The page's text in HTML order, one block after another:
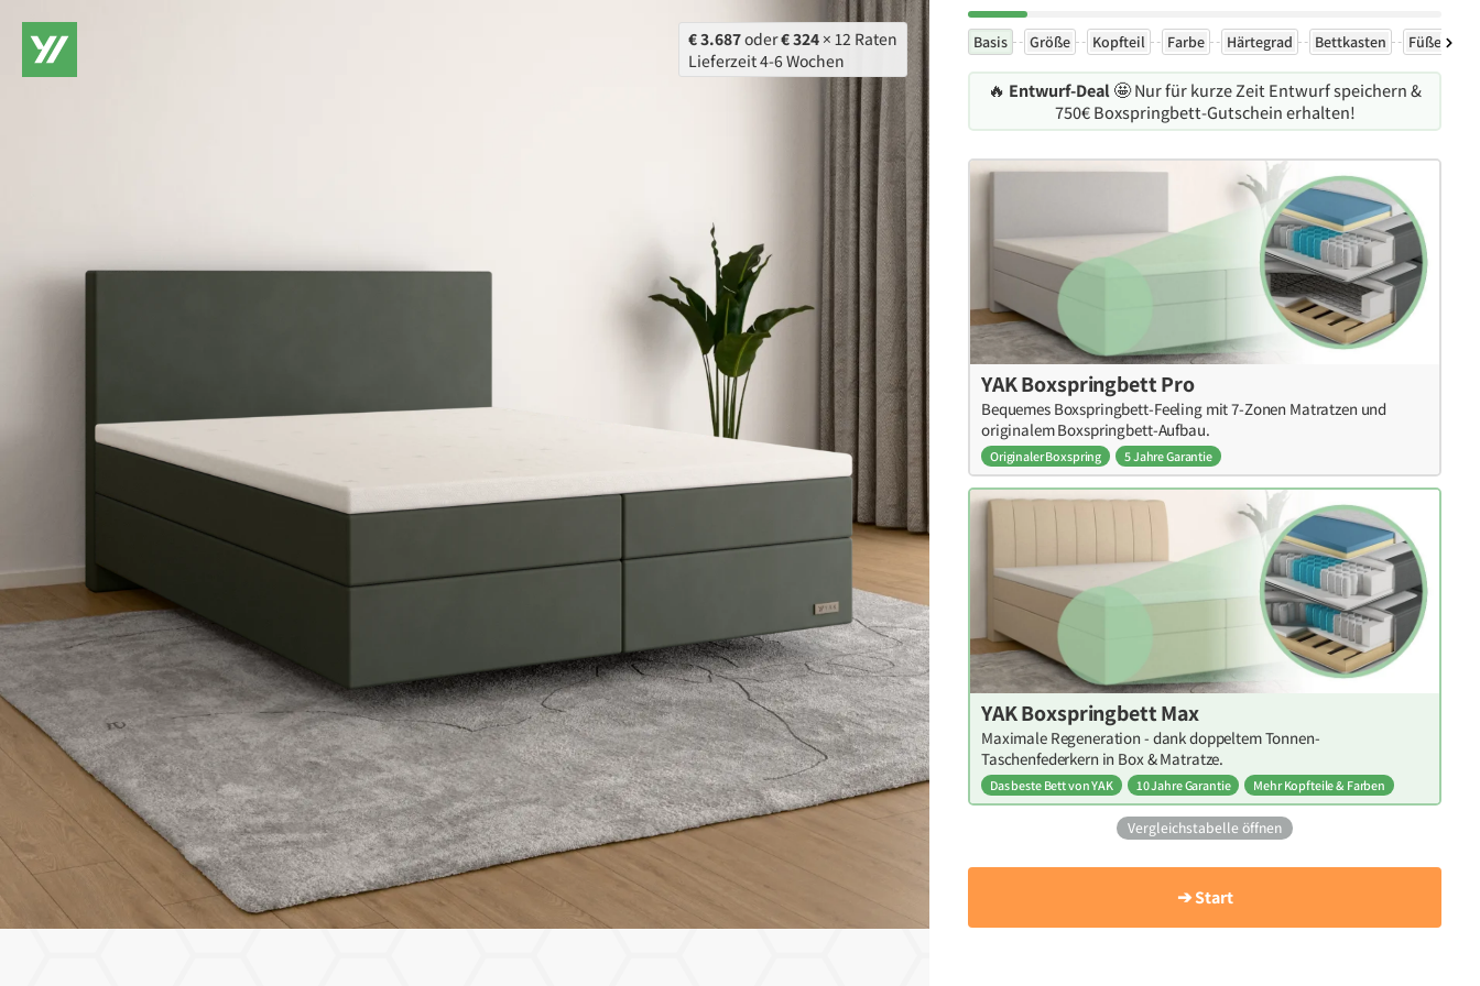
€ 3.687oder€ 324 × 12 Raten
Lieferzeit 4-6 Wochen
Basis Größe Kopfteil Farbe Härtegrad Bettkasten Füße
🔥 Entwurf-Deal🤩 Nur für kurze Zeit Entwurf speichern &
750€ Boxspringbett-Gutschein erhalten!
YAK Boxspringbett Pro
Bequemes Boxspringbett-Feeling mit 7-Zonen Matratzen und
originalem Boxspringbett-Aufbau.
Originaler Boxspring 5 Jahre Garantie
YAK Boxspringbett Max
Maximale Regeneration - dank doppeltem Tonnen-
Taschenfederkern in Box & Matratze.
Das beste Bett von YAK 10 Jahre Garantie Mehr Kopfteile & Farben
Vergleichstabelle öffnen
➔ Start